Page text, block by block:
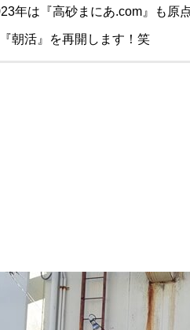
年は『高砂まにあ.com』も原
朝活』を再開します！笑